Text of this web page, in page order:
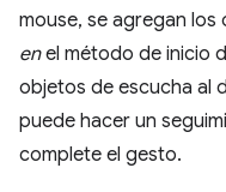
mouse, se agregan
enel método de inicio
objetos de escucha al
puede hacer un
complete el gesto.